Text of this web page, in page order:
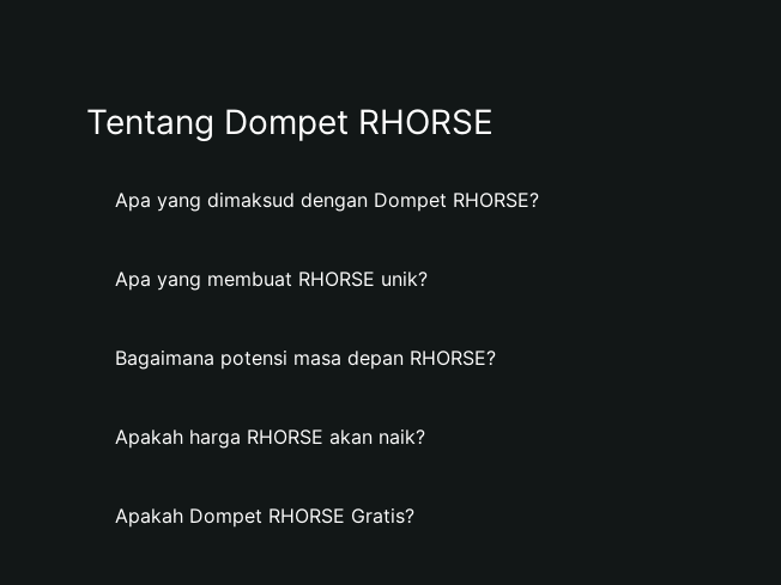
Tentang Dompet RHORSE
Apa yang dimaksud dengan Dompet RHORSE?
Apa yang membuat RHORSE unik?
Bagaimana potensi masa depan RHORSE?
Apakah harga RHORSE akan naik?
Apakah Dompet RHORSE Gratis?